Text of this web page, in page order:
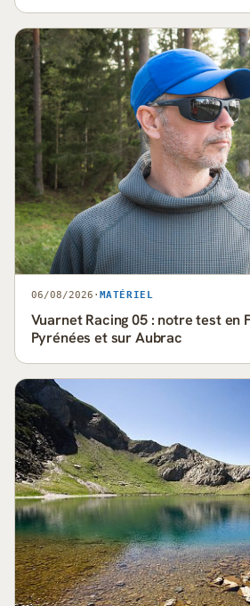
06/08/2026 · MATÉRIEL
Vuarnet Racing 05 : notre test en
Pyrénées et sur Aubrac